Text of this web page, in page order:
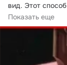
вид. Этот
отделки...
Показать еще